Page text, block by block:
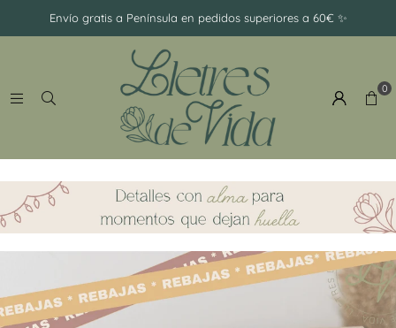
Envío gratis a Península en pedidos superiores a 60€ ✨
0
Ramillete